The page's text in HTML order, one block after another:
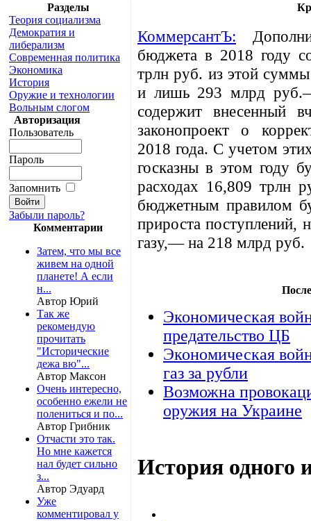
Разделы
Теория социализма
Демократия и
либерализм
Современная политика
Экономика
История
Оружие и технологии
Вольным слогом
Авторизация
Пользователь
Пароль
Запомнить
Забыли пароль?
Комментарии
Затем, что мы все
живем на одной
планете! А если
н...
Автор Юрий
Так же
рекомендую
прочитать
"Исторические
дежа вю"...
Автор Максон
Очень интересно,
особенно ежели не
полениться и по...
Автор Грибник
Отчасти это так.
Но мне кажется
нал будет сильно
з...
Автор Эдуард
Уже
комментировал у
КоммерсантЪ:
бюджета в 2018 году
трлн руб. из этой суммы
и лишь 293 млрд руб.—
содержит внесенный
законопроект о
2018 года. С учетом
госказны в этом году
расходах 16,809 трлн
бюджетным правилом
прироста
газу,— на 218 млрд руб.
Экономическая
предательство ЦБ
Экономическая
газ за рубли
Возможна
оружия на Украине
История одного